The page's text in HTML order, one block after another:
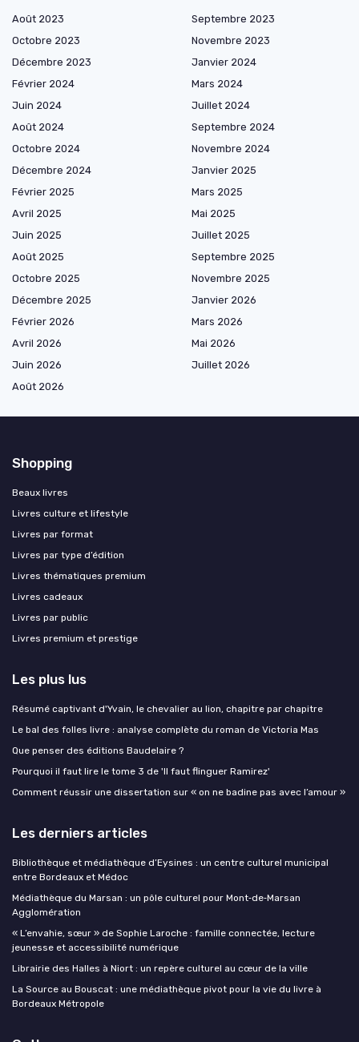
Août 2023
Septembre 2023
Octobre 2023
Novembre 2023
Décembre 2023
Janvier 2024
Février 2024
Mars 2024
Juin 2024
Juillet 2024
Août 2024
Septembre 2024
Octobre 2024
Novembre 2024
Décembre 2024
Janvier 2025
Février 2025
Mars 2025
Avril 2025
Mai 2025
Juin 2025
Juillet 2025
Août 2025
Septembre 2025
Octobre 2025
Novembre 2025
Décembre 2025
Janvier 2026
Février 2026
Mars 2026
Avril 2026
Mai 2026
Juin 2026
Juillet 2026
Août 2026
Shopping
Beaux livres
Livres culture et lifestyle
Livres par format
Livres par type d’édition
Livres thématiques premium
Livres cadeaux
Livres par public
Livres premium et prestige
Les plus lus
Résumé captivant d'Yvain, le chevalier au lion, chapitre par chapitre
Le bal des folles livre : analyse complète du roman de Victoria Mas
Que penser des éditions Baudelaire ?
Pourquoi il faut lire le tome 3 de 'Il faut flinguer Ramirez'
Comment réussir une dissertation sur « on ne badine pas avec l’amour »
Les derniers articles
Bibliothèque et médiathèque d’Eysines : un centre culturel municipal
entre Bordeaux et Médoc
Médiathèque du Marsan : un pôle culturel pour Mont‑de‑Marsan
Agglomération
« L’envahie, sœur » de Sophie Laroche : famille connectée, lecture
jeunesse et accessibilité numérique
Librairie des Halles à Niort : un repère culturel au cœur de la ville
La Source au Bouscat : une médiathèque pivot pour la vie du livre à
Bordeaux Métropole